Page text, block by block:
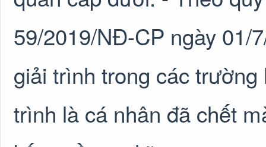
59/2019/NĐ-CP ngày 01/
giải trình trong các
trình là cá nhân đã chết